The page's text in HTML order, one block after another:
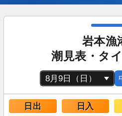
岩本漁
潮見表・タ
日出 日入